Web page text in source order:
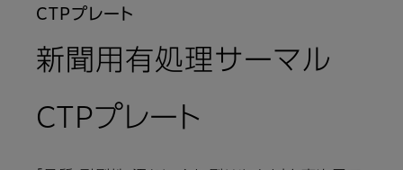
CTPプレート
新聞用有処理サーマル
CTPプレート